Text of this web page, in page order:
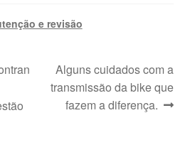
e revisão
Próximo
post:
Alguns cuidados com a
transmissão da bike que
fazem a diferença.